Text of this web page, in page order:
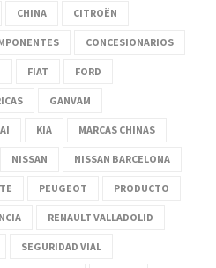
CHINA CITROËN
CONCESIONARIOS
FIAT FORD
GANVAM
KIA MARCAS CHINAS
NISSAN NISSAN BARCELONA
PEUGEOT PRODUCTO
RENAULT VALLADOLID
SEGURIDAD VIAL